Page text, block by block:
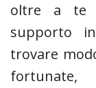
oltre a te
supporto
trovare